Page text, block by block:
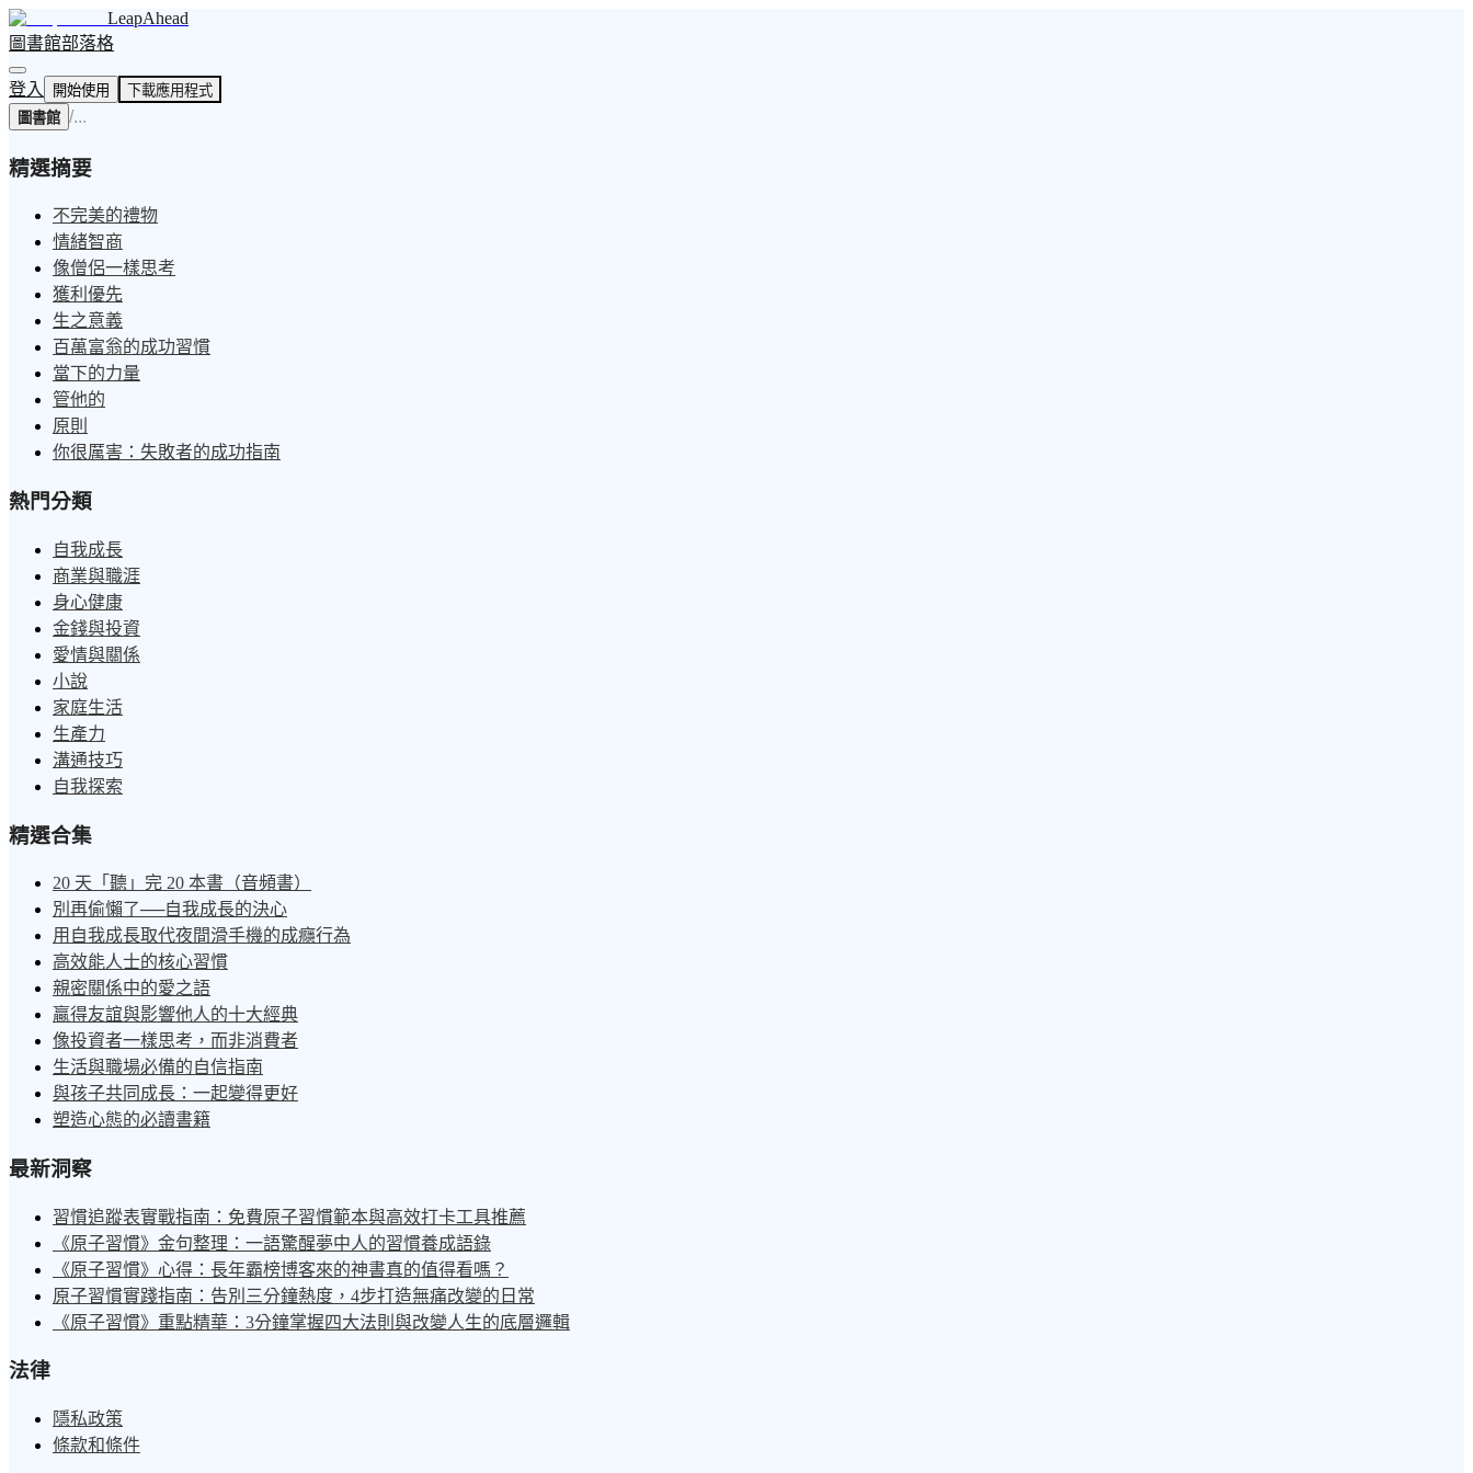
LeapAhead
圖書館部落格
登入 開始使用
下載應用程式
圖書館 /...
精選摘要
不完美的禮物
情緒智商
像僧侶一樣思考
獲利優先
生之意義
百萬富翁的成功習慣
當下的力量
管他的
原則
你很厲害：失敗者的成功指南
熱門分類
自我成長
商業與職涯
身心健康
金錢與投資
愛情與關係
小說
家庭生活
生產力
溝通技巧
自我探索
精選合集
20 天「聽」完 20 本書（音頻書）
別再偷懶了──自我成長的決心
用自我成長取代夜間滑手機的成癮行為
高效能人士的核心習慣
親密關係中的愛之語
贏得友誼與影響他人的十大經典
像投資者一樣思考，而非消費者
生活與職場必備的自信指南
與孩子共同成長：一起變得更好
塑造心態的必讀書籍
最新洞察
習慣追蹤表實戰指南：免費原子習慣範本與高效打卡工具推薦
《原子習慣》金句整理：一語驚醒夢中人的習慣養成語錄
《原子習慣》心得：長年霸榜博客來的神書真的值得看嗎？
原子習慣實踐指南：告別三分鐘熱度，4步打造無痛改變的日常
《原子習慣》重點精華：3分鐘掌握四大法則與改變人生的底層邏輯
法律
隱私政策
條款和條件